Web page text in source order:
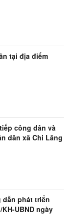
tại địa điểm
công dân và
dân xã Chi Lăng
phát triển
UBND ngày